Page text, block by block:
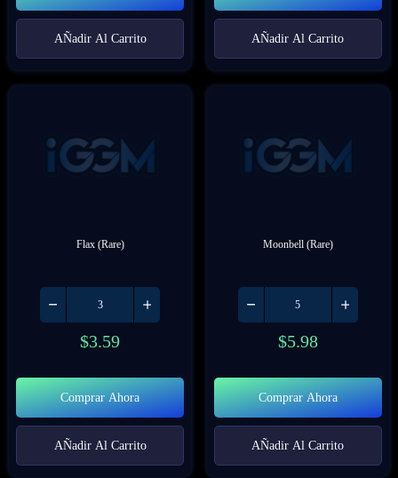
AÑadir Al Carrito AÑadir Al Carrito
Flax (Rare)
$3.59
Comprar Ahora
AÑadir Al Carrito
Moonbell (Rare)
$5.98
Comprar Ahora
AÑadir Al Carrito